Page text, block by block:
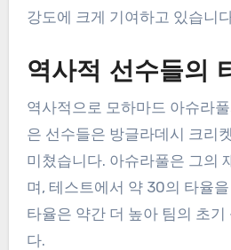
강도에 크게 기여하고 있습니
역사적 선수들의
역사적으로 모하마드 아슈라
은 선수들은 방글라데시 크리
미쳤습니다. 아슈라풀은 그의
며, 테스트에서 약 30의 타율
타율은 약간 더 높아 팀의 초
다.